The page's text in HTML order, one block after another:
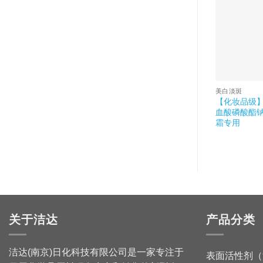
美白淡斑
【化妆品级
血酸磷酸酯
霜专用
关于洁达
洁达(南京)日化科技有限公司是一家专注于
产品分类
表面活性剂